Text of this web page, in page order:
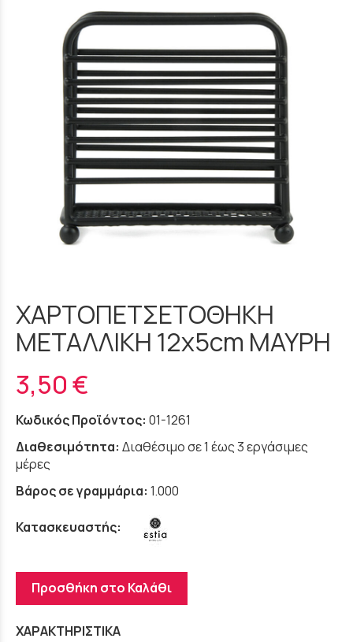
ΧΑΡΤΟΠΕΤΣΕΤΟΘΗΚΗ
ΜΕΤΑΛΛΙΚΗ 12x5cm ΜΑΥΡΗ
3,50 €
Κωδικός Προϊόντος: 01-1261
Διαθεσιμότητα: Διαθέσιμο σε 1 έως 3 εργάσιμες
μέρες
Βάρος σε γραμμάρια: 1.000
Κατασκευαστής:
Προσθήκη στο Καλάθι
ΧΑΡΑΚΤΗΡΙΣΤΙΚΑ